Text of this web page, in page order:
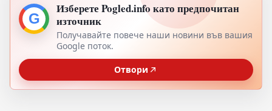
G
Изберете Pogled.info като предпочитан
източник
Получавайте повече наши новини във вашия
Google поток.
Отвори